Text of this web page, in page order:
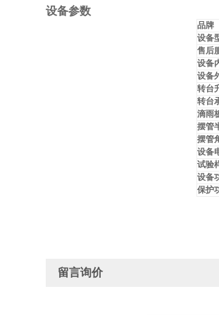
设备参数
品牌
设备
售后
设备
设备
转台
转台
滴雨
摆管
摆管
设备
试验
设备
保护
留言询价